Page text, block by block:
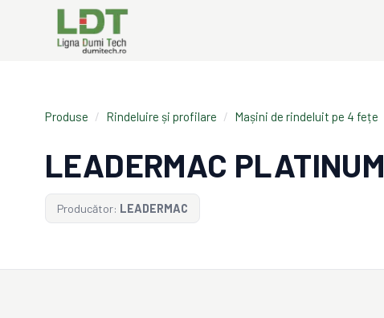
Produse / Rindeluire și profilare / Mașini de rindeluit pe 4 fețe
LEADERMAC PLATINUM
Producător: LEADERMAC